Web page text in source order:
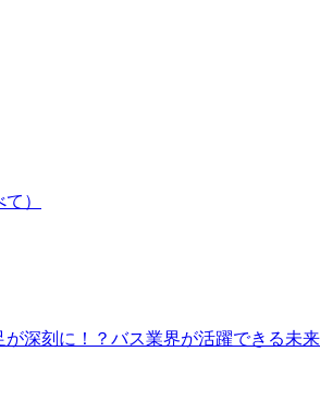
て）
が深刻に！？バス業界が活躍できる未